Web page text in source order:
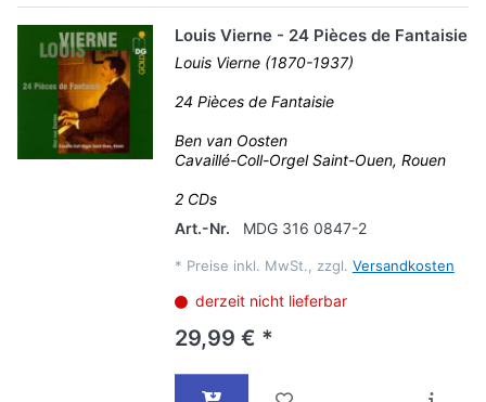
Louis Vierne - 24 Pièces de Fantaisie
Louis Vierne (1870-1937)
24 Pièces de Fantaisie
Ben van Oosten
Cavaillé-Coll-Orgel Saint-Ouen, Rouen
2 CDs
Art.-Nr.
MDG 316 0847-2
* Preise inkl. MwSt., zzgl. Versandkosten
derzeit nicht lieferbar
29,99 € *